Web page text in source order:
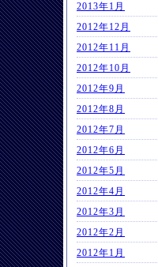
2013年1月
2012年12月
2012年11月
2012年10月
2012年9月
2012年8月
2012年7月
2012年6月
2012年5月
2012年4月
2012年3月
2012年2月
2012年1月